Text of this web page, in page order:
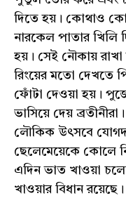
দিতে হয়। কোথাও
নারকেল পাতার খিলি
হয়। সেই নৌকায়
রিংয়ের মতো দেখতে
ফোঁটা দেওয়া হয়।
ভাসিয়ে দেয়
লৌকিক উৎসবে
ছেলেমেয়েকে কোলে
এদিন ভাত খাওয়া
খাওয়ার বিধান রয়েছে।